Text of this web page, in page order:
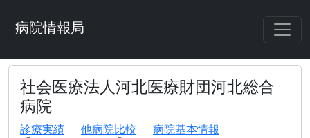
病院情報局
社会医療法人河北医療財団河北総合
病院
診療実績 他病院比較
病院基本情報